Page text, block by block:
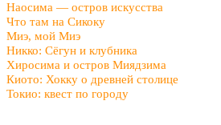
Наосима — остров искусства
Что там на Сикоку
Миэ, мой Миэ
Никко: Сёгун и клубника
Хиросима и остров Миядзима
Киото: Хокку о древней столице
Токио: квест по городу